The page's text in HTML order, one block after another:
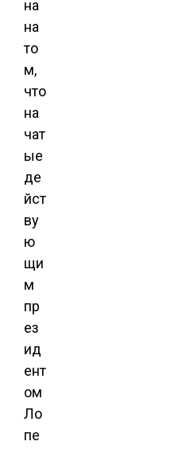
на
на
то
м,
что
на
чат
ые
де
йст
ву
ю
щи
м
пр
ез
ид
ент
ом
Ло
пе